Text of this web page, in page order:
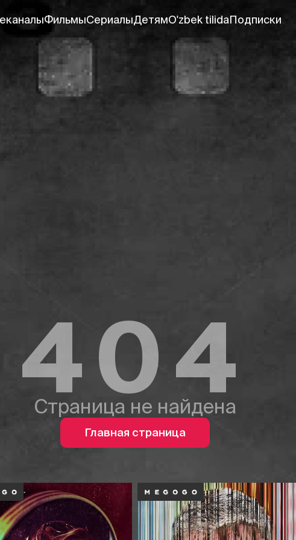
ФильмыСериалыДетямO'zbek tilidaПодписки
404
Страница не найдена
Главная страница